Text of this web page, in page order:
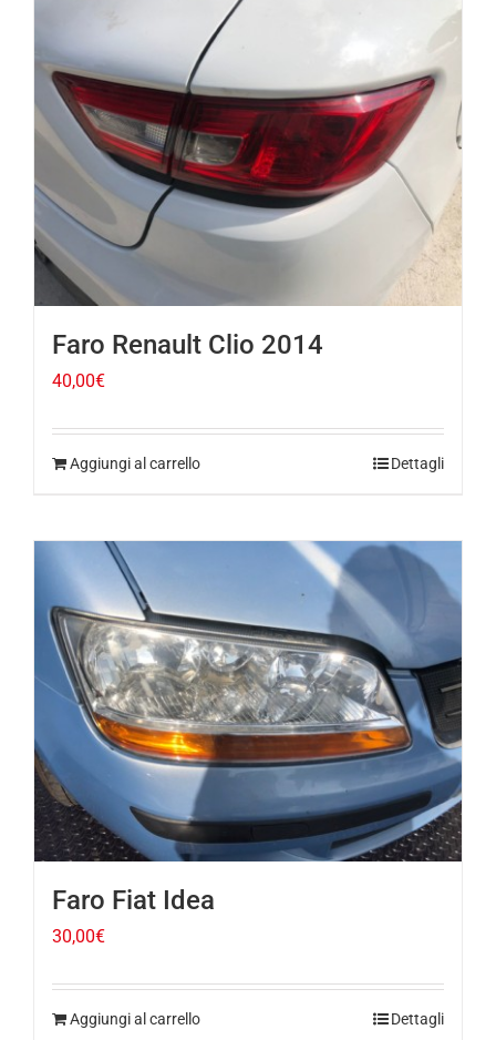
Faro Renault Clio 2014
40,00€
Aggiungi al carrello Dettagli
Faro Fiat Idea
30,00€
Aggiungi al carrello Dettagli